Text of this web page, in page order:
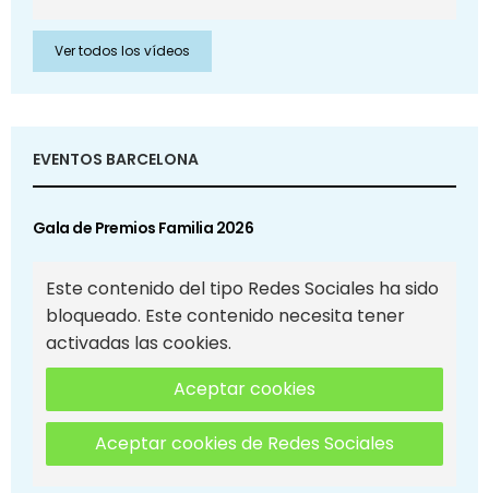
Ver todos los vídeos
EVENTOS BARCELONA
Gala de Premios Familia 2026
Este contenido del tipo Redes Sociales ha sido
bloqueado. Este contenido necesita tener
activadas las cookies.
Aceptar cookies
Aceptar cookies de Redes Sociales